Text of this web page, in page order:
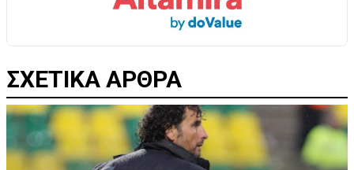
ΣΧΕΤΙΚΑ ΑΡΘΡΑ